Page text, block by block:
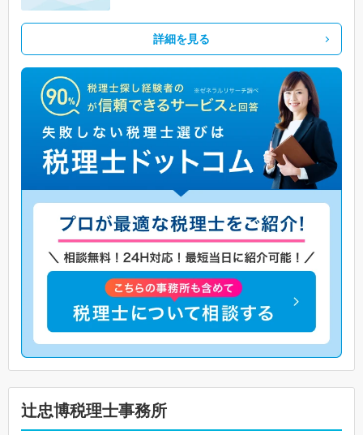
詳細を見る
辻忠博税理士事務所